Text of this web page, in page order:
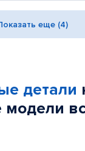
еще (4)
детали
модели